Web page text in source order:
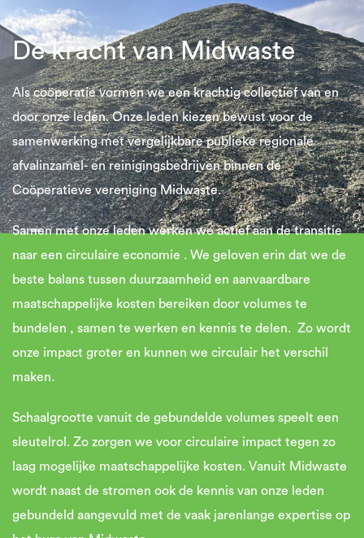
De kracht van Midwaste
Als coöperatie vormen we een krachtig collectief van en
door onze leden. Onze leden kiezen bewust voor de
samenwerking met vergelijkbare publieke regionale
afvalinzamel- en reinigingsbedrijven binnen de
Coöperatieve vereniging Midwaste.
Samen met onze leden werken we actief aan de transitie
naar een circulaire economie . We geloven erin dat we de
beste balans tussen duurzaamheid en aanvaardbare
maatschappelijke kosten bereiken door volumes te
bundelen , samen te werken en kennis te delen. Zo wordt
onze impact groter en kunnen we circulair het verschil
maken.
Schaalgrootte vanuit de gebundelde volumes speelt een
sleutelrol. Zo zorgen we voor circulaire impact tegen zo
laag mogelijke maatschappelijke kosten. Vanuit Midwaste
wordt naast de stromen ook de kennis van onze leden
gebundeld aangevuld met de vaak jarenlange expertise op